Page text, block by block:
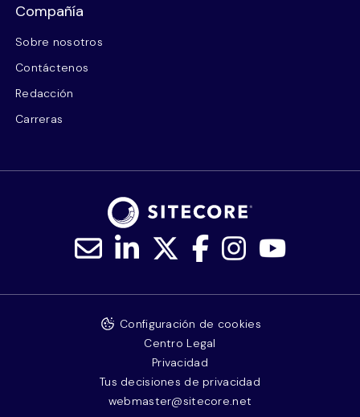
Compañía
Sobre nosotros
Contáctenos
Redacción
Carreras
Configuración de cookies
Centro Legal
Privacidad
Tus decisiones de privacidad
webmaster@sitecore.net